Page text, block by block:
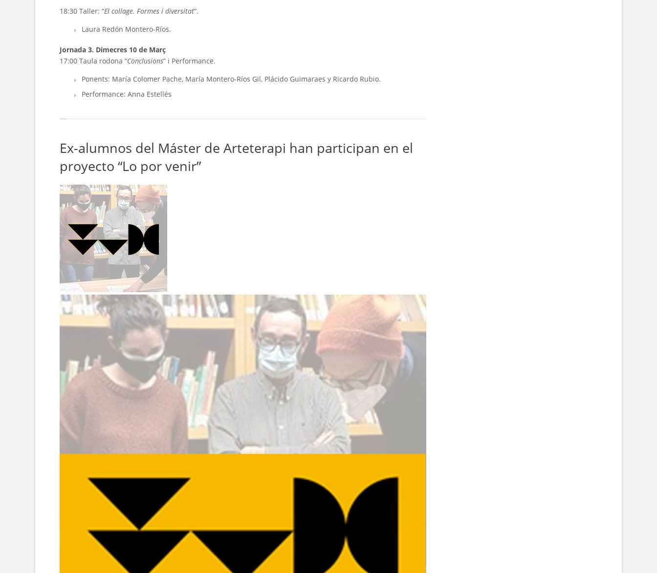
18:30 Taller: “El collage. Formes i diversitat”.
Laura Redón Montero-Ríos.
Jornada 3. Dimecres 10 de Març
17:00 Taula rodona “Conclusions” i Performance.
Ponents: María Colomer Pache, María Montero-Ríos Gil, Plácido Guimaraes y Ricardo Rubio.
Performance: Anna Estellés
Ex-alumnos del Máster de Arteterapi han participan en el
proyecto “Lo por venir”